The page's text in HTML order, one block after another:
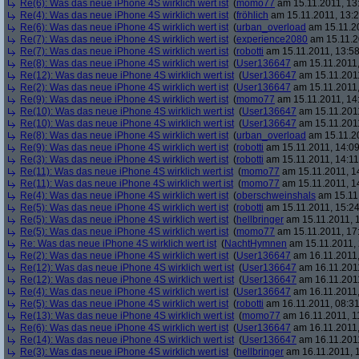
Re(6): Was das neue iPhone 4S wirklich wert ist (momo77 am 15.11.2011,
Re(4): Was das neue iPhone 4S wirklich wert ist (fröhlich am 15.11.2011,
Re(6): Was das neue iPhone 4S wirklich wert ist (urban_overload am
Re(7): Was das neue iPhone 4S wirklich wert ist (experience2080 am
Re(7): Was das neue iPhone 4S wirklich wert ist (robotti am 15.11.2011,
Re(8): Was das neue iPhone 4S wirklich wert ist (User136647 am
Re(12): Was das neue iPhone 4S wirklich wert ist (User136647 am
Re(2): Was das neue iPhone 4S wirklich wert ist (User136647 am
Re(9): Was das neue iPhone 4S wirklich wert ist (momo77 am 15.11.2011,
Re(10): Was das neue iPhone 4S wirklich wert ist (User136647 am
Re(10): Was das neue iPhone 4S wirklich wert ist (User136647 am
Re(8): Was das neue iPhone 4S wirklich wert ist (urban_overload am
Re(9): Was das neue iPhone 4S wirklich wert ist (robotti am 15.11.2011,
Re(3): Was das neue iPhone 4S wirklich wert ist (robotti am 15.11.2011,
Re(11): Was das neue iPhone 4S wirklich wert ist (momo77 am 15.11.2011,
Re(11): Was das neue iPhone 4S wirklich wert ist (momo77 am 15.11.2011,
Re(4): Was das neue iPhone 4S wirklich wert ist (oberschweinshals am
Re(5): Was das neue iPhone 4S wirklich wert ist (robotti am 15.11.2011,
Re(5): Was das neue iPhone 4S wirklich wert ist (hellbringer am 15.11.2011,
Re(5): Was das neue iPhone 4S wirklich wert ist (momo77 am 15.11.2011,
Re: Was das neue iPhone 4S wirklich wert ist (NachtHymnen am 15.11.2011,
Re(2): Was das neue iPhone 4S wirklich wert ist (User136647 am
Re(12): Was das neue iPhone 4S wirklich wert ist (User136647 am
Re(12): Was das neue iPhone 4S wirklich wert ist (User136647 am
Re(4): Was das neue iPhone 4S wirklich wert ist (User136647 am
Re(5): Was das neue iPhone 4S wirklich wert ist (robotti am 16.11.2011,
Re(13): Was das neue iPhone 4S wirklich wert ist (momo77 am 16.11.2011,
Re(6): Was das neue iPhone 4S wirklich wert ist (User136647 am
Re(14): Was das neue iPhone 4S wirklich wert ist (User136647 am
Re(3): Was das neue iPhone 4S wirklich wert ist (hellbringer am 16.11.2011,